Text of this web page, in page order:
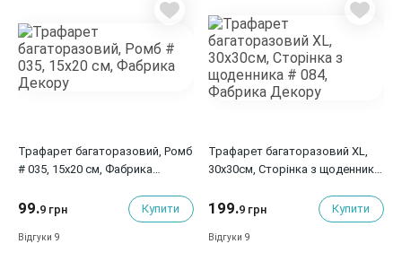
Трафарет багаторазовий, Ромб
# 035, 15x20 см, Фабрика
99.9 грн Купити
Відгуки 9
Трафарет багаторазовий XL,
30х30см, Сторінка з щоденника
199.9 грн Купити
Відгуки 9